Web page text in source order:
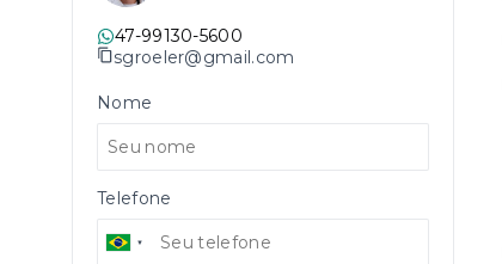
47-99130-5600
sgroeler@gmail.com
Nome
Telefone